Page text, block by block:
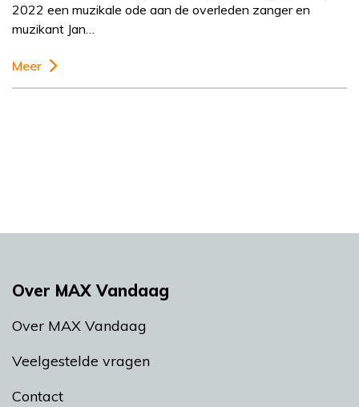
2022 een muzikale ode aan de overleden zanger en
muzikant Jan…
Meer
Over MAX Vandaag
Over MAX Vandaag
Veelgestelde vragen
Contact